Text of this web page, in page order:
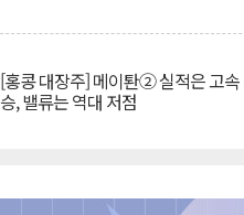
[홍콩 대장주] 메이퇀② 실적은 고속
승, 밸류는 역대 저점